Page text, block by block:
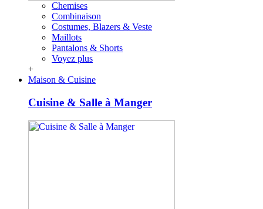
Chemises
Combinaison
Costumes, Blazers & Veste
Maillots
Pantalons & Shorts
Voyez plus
+
Maison & Cuisine
Cuisine & Salle à Manger